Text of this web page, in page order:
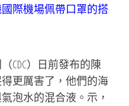
際機場佩帶口罩的搭
CDC）日前發布的陳
更厲害了，他們的海
泡水的混合液。示，